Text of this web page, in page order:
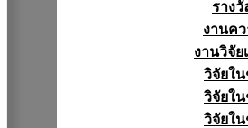
รางวั
งานค
งานวิจัย
วิจัยใ
วิจัยใ
วิจัยใ